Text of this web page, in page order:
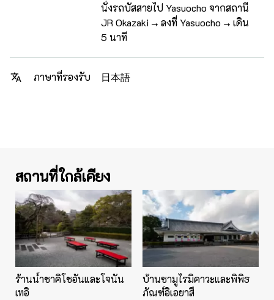
นั่งรถบัสสายไป Yasuocho จากสถานี
JR Okazaki → ลงที่ Yasuocho → เดิน
5 นาที
ภาษาที่รองรับ 日本語
สถานที่ใกล้เคียง
ร้านน้ำชาคิโชอันและโจนัน
เทอิ
บ้านซามูไรมิคาวะและพิพิธ
ภัณฑ์อิเอยาสึ